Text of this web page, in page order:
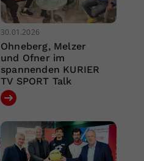
30.01.2026
Ohneberg, Melzer
und Ofner im
spannenden KURIER
TV SPORT Talk